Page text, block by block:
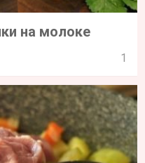
на молоке
1